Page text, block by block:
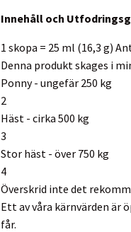
Innehåll och
1 skopa = 25 ml (16,3 g)
Denna produkt skages i
Ponny - ungefär 250 kg
2
Häst - cirka 500 kg
3
Stor häst - över 750 kg
4
Överskrid inte det
Ett av våra kärnvärden är
får.